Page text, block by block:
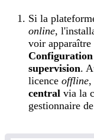
Si la
online,
voir apparaître
Configuration
supervision.
licence offline,
central via la
gestionnaire